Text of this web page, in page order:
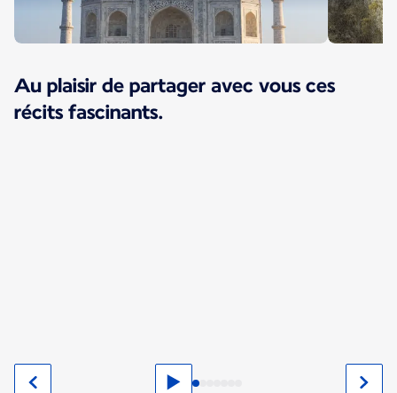
Au plaisir de partager avec vous ces
récits fascinants.